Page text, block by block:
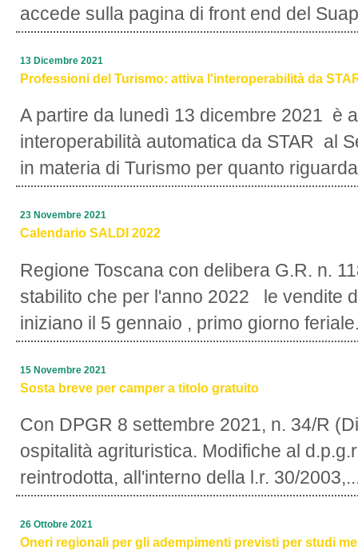
accede sulla pagina di front end del
Professioni del Turismo: attiva l'interoperabilità da
A partire da lunedì 13 dicembre 2021 è
interoperabilità automatica da STAR al
in materia di Turismo per quanto
13 Dicembre 2021
Calendario SALDI 2022
Regione Toscana con delibera G.R. n.
stabilito che per l'anno 2022 le vendite
iniziano il 5 gennaio , primo giorno
23 Novembre 2021
Sosta breve per camper a titolo gratuito
Con DPGR 8 settembre 2021, n. 34/R
ospitalità agrituristica. Modifiche al
reintrodotta, all'interno della l.r. 30/
15 Novembre 2021
Oneri regionali per gli adempimenti previsti per studi
26 Ottobre 2021